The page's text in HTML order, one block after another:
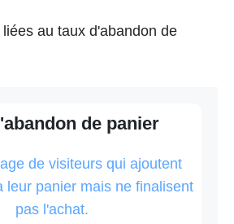
au taux d'abandon de
de panier
de visiteurs qui ajoutent
leur panier mais ne finalisent
pas l'achat.